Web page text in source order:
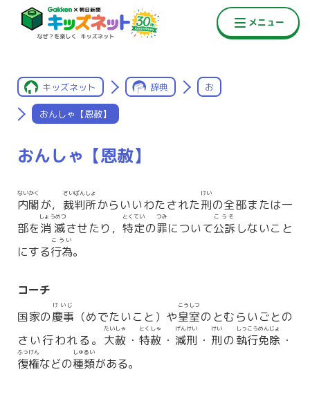
キッズネット 辞典 お
おんしゃ【恩赦】
おんしゃ【恩赦】
内閣
ないかく
が， 裁判所
さいばんしょ
からいいわたされた刑
けい
の全部または一
部を消滅
しょうめつ
させたり， 特定
とくてい
の罪
つみ
について公訴
こうそ
しないこと
にする行為
こうい
。
コーチ
国家の慶事
けいじ
（めでたいこと）や皇室
こうしつ
のとむらいごとの
さい行われる。 大赦
たいしゃ
・ 特赦
とくしゃ
・ 減刑
げんけい
・ 刑
けい
の執行免除
しっこうめんじょ
・
復権
ふっけん
などの種類
しゅるい
がある。